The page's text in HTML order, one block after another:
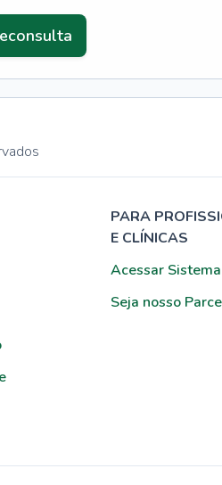
PARA
E CLÍNICAS
Acessar
Seja nosso